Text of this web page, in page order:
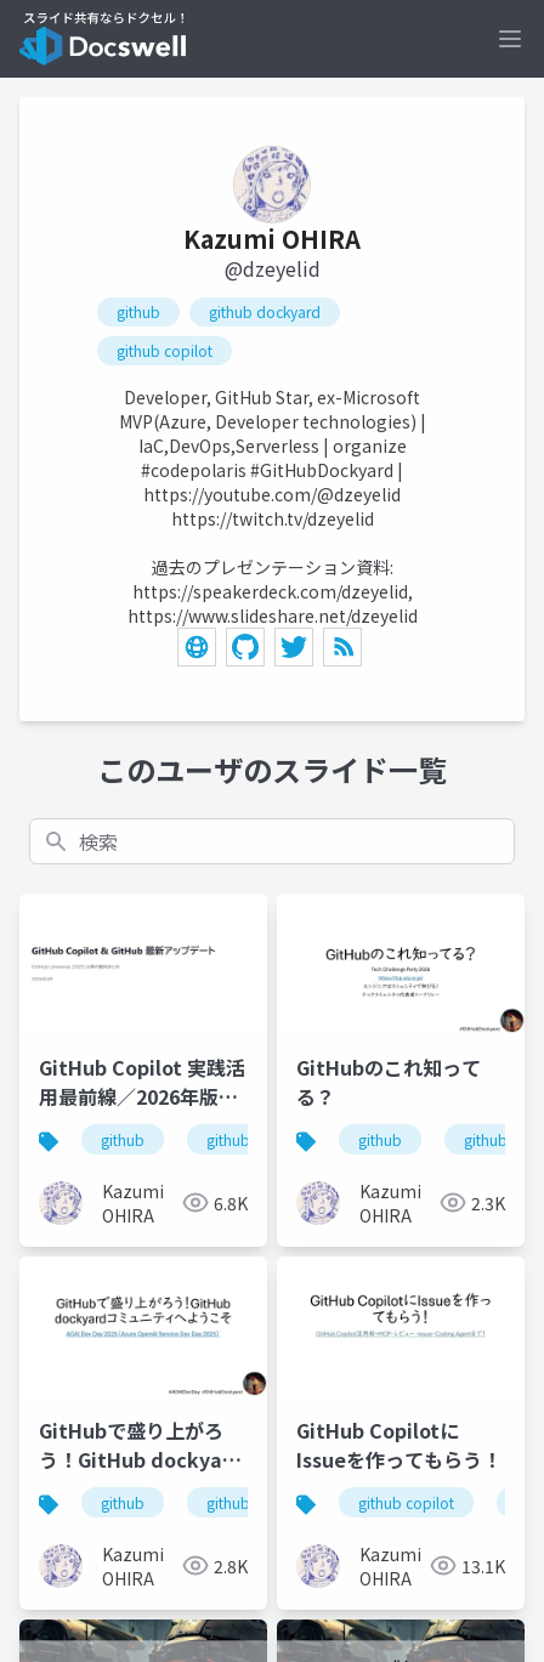
Kazumi OHIRA
@dzeyelid
github
github dockyard
github copilot
Developer, GitHub Star, ex-Microsoft
MVP(Azure, Developer technologies) |
IaC,DevOps,Serverless | organize
#codepolaris #GitHubDockyard |
https://youtube.com/@dzeyelid
https://twitch.tv/dzeyelid
過去のプレゼンテーション資料:
https://speakerdeck.com/dzeyelid,
https://www.slideshare.net/dzeyelid
このユーザのスライド一覧
検索
GitHub Copilot 実践活
用最前線／2026年版・
AIコーディングの現在
地とこれから
github github copilot
Kazumi
OHIRA
6.8K
GitHubのこれ知って
る？
github github
Kazumi
OHIRA
2.3K
GitHubで盛り上がろ
う！GitHub dockyard
コミュニティへようこ
そ
github github dockyard github copilot
Kazumi
OHIRA
2.8K
GitHub Copilotに
Issueを作ってもらう！
github copilot
Kazumi
OHIRA
13.1K